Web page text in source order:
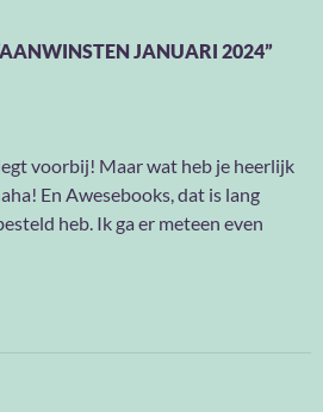
JANUARI 2024”
voorbij! Maar wat heb je heerlijk
En Awesebooks, dat is lang
heb. Ik ga er meteen even